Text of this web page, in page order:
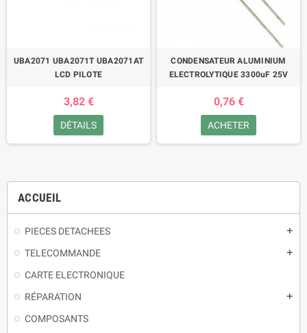
ACCUEIL
PIECES DETACHEES
TELECOMMANDE
CARTE ELECTRONIQUE
RÉPARATION
COMPOSANTS
UBA2071 UBA2071T UBA2071AT
LCD PILOTE
3,82 €
DÉTAILS
CONDENSATEUR ALUMINIUM
ELECTROLYTIQUE 3300uF 25V
0,76 €
ACHETER